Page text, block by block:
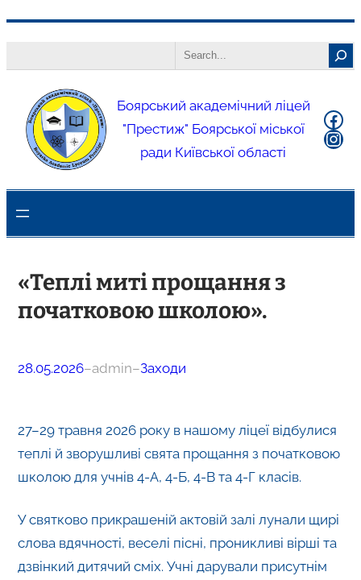
Боярський академічний ліцей
"Престиж" Боярської міської
ради Київської області
«Теплі миті прощання з
початковою школою».
28.05.2026–admin–Заходи
27–29 травня 2026 року в нашому ліцеї відбулися
теплі й зворушливі свята прощання з початковою
школою для учнів 4-А, 4-Б, 4-В та 4-Г класів.
У святково прикрашеній актовій залі лунали щирі
слова вдячності, веселі пісні, проникливі вірші та
дзвінкий дитячий сміх. Учні дарували присутнім